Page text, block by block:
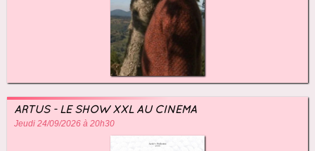
ARTUS - LE SHOW XXL AU CINÉMA
Jeudi 24/09/2026 à 20h30